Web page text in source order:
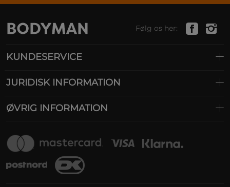
Følg os her:
KUNDESERVICE
JURIDISK INFORMATION
ØVRIG INFORMATION